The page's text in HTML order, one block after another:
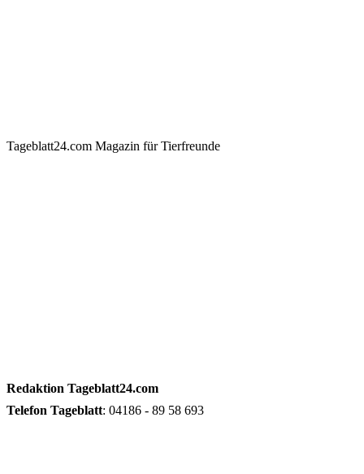
Tageblatt24.com Magazin für Tierfreunde
Redaktion Tageblatt24.com
Telefon Tageblatt: 04186 - 89 58 693